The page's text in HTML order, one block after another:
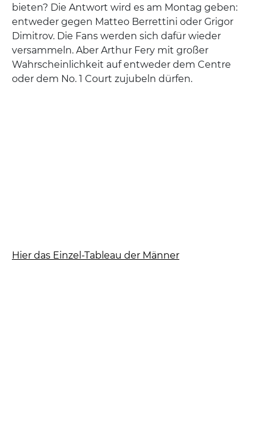
bieten? Die Antwort wird es am Montag geben:
entweder gegen Matteo Berrettini oder Grigor
Dimitrov. Die Fans werden sich dafür wieder
versammeln. Aber Arthur Fery mit großer
Wahrscheinlichkeit auf entweder dem Centre
oder dem No. 1 Court zujubeln dürfen.
Hier das Einzel-Tableau der Männer